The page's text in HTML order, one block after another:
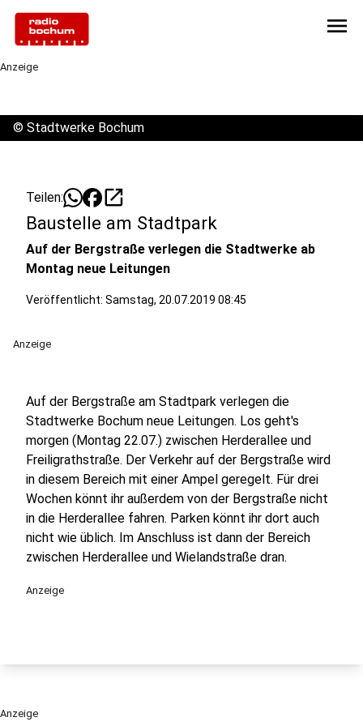
menu
Anzeige
© Stadtwerke Bochum
Teilen: open_in_new
Baustelle am Stadtpark
Auf der Bergstraße verlegen die Stadtwerke ab
Montag neue Leitungen
Veröffentlicht: Samstag, 20.07.2019 08:45
Anzeige
Auf der Bergstraße am Stadtpark verlegen die
Stadtwerke Bochum neue Leitungen. Los geht's
morgen (Montag 22.07.) zwischen Herderallee und
Freiligrathstraße. Der Verkehr auf der Bergstraße wird
in diesem Bereich mit einer Ampel geregelt. Für drei
Wochen könnt ihr außerdem von der Bergstraße nicht
in die Herderallee fahren. Parken könnt ihr dort auch
nicht wie üblich. Im Anschluss ist dann der Bereich
zwischen Herderallee und Wielandstraße dran.
Anzeige
Anzeige